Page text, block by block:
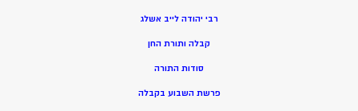
רבי יהודה לייב אשלג
קבלה ותורת החן
סודות התורה
פרשת השבוע בקבלה